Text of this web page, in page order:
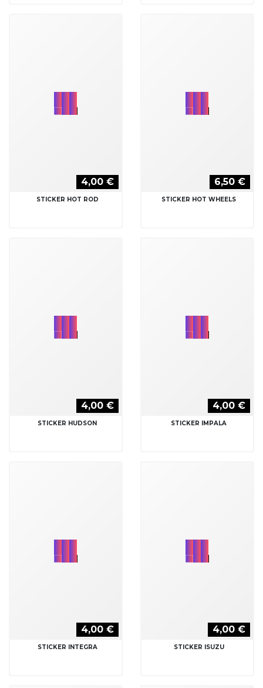
4,00 €
STICKER HOT ROD
6,50 €
STICKER HOT WHEELS
4,00 €
STICKER HUDSON
4,00 €
STICKER IMPALA
4,00 €
STICKER INTEGRA
4,00 €
STICKER ISUZU